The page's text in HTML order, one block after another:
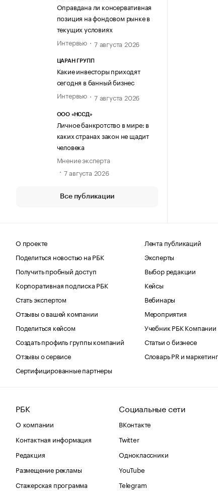
Оправдана ли консервативная
позиция на фондовом рынке в
текущих условиях
Интервью
7 августа 2026
ЦАРАН ГРУПП
Какие инвесторы приходят
сегодня в банный бизнес
Интервью
7 августа 2026
ООО «НССД»
Личное банкротство в мире: в
каких странах закон не щадит
человека
Мнение эксперта
7 августа 2026
Все публикации
О проекте
Поделиться новостью на РБК
Получить пробный доступ
Корпоративная подписка РБК
Стать экспертом
Отзывы о вашей компании
Поделиться кейсом
Создать профиль группы компаний
Отзывы о сервисе
Сертифицированные партнеры
Лента публикаций
Эксперты
Выбор редакции
Кейсы
Вебинары
Мероприятия
Учебник РБК Компании
Статьи о бизнесе
Словарь PR и
РБК
О компании
Контактная информация
Редакция
Размещение рекламы
Стажерская программа
Социальные сети
ВКонтакте
Twitter
Одноклассники
YouTube
Telegram